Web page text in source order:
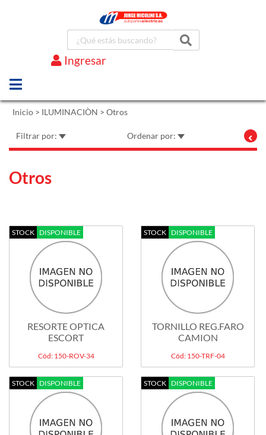
Ingresar
Inicio > ILUMINACIÒN > Otros
Filtrar por: Ordenar por:
Otros
STOCK DISPONIBLE
RESORTE OPTICA
ESCORT
Cód: 150-ROV-34
STOCK DISPONIBLE
TORNILLO REG.FARO
CAMION
Cód: 150-TRF-04
STOCK DISPONIBLE STOCK DISPONIBLE